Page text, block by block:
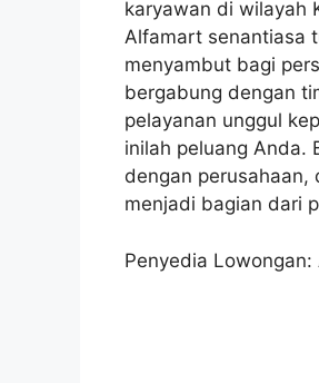
karyawan di wilayah
Alfamart senantiasa
menyambut bagi
bergabung dengan
pelayanan unggul
inilah peluang Anda.
dengan perusahaan,
menjadi bagian dari
Penyedia